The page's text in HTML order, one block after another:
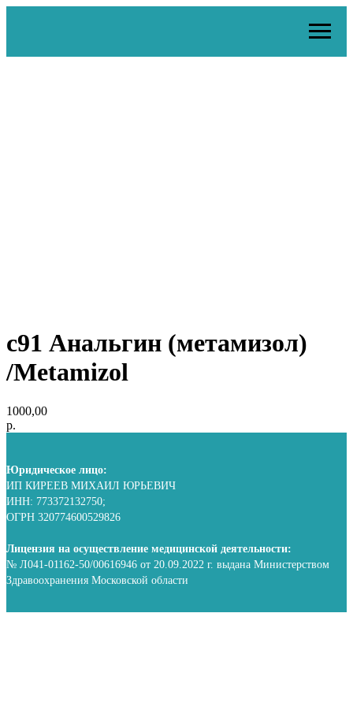
c91 Анальгин (метамизол)
/Metamizol
1000,00
р.
Юридическое лицо:
ИП КИРЕЕВ МИХАИЛ ЮРЬЕВИЧ
ИНН: 773372132750;
ОГРН 320774600529826
Лицензия на осуществление медицинской деятельности:
№ Л041-01162-50/00616946 от 20.09.2022 г. выдана Министерством
Здравоохранения Московской области